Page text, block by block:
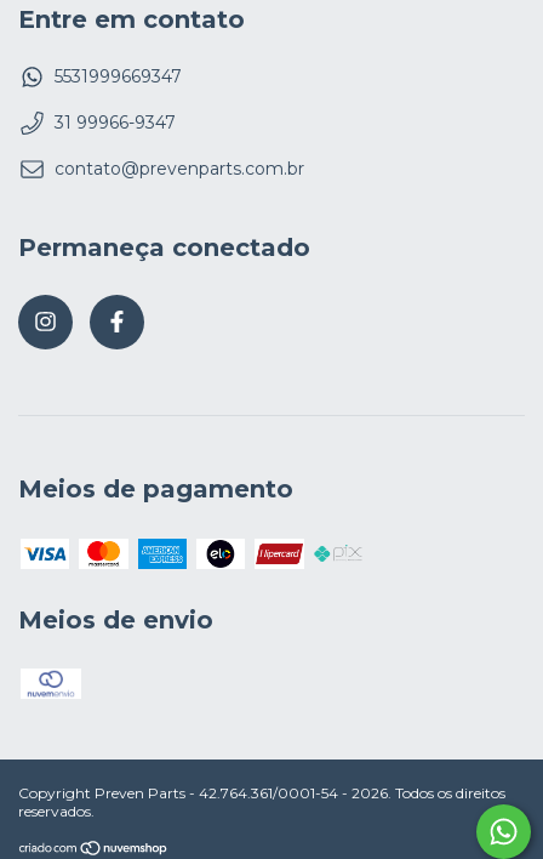
Entre em contato
5531999669347
31 99966-9347
contato@prevenparts.com.br
Permaneça conectado
Meios de pagamento
Meios de envio
Copyright Preven Parts - 42.764.361/0001-54 - 2026. Todos os direitos
reservados.